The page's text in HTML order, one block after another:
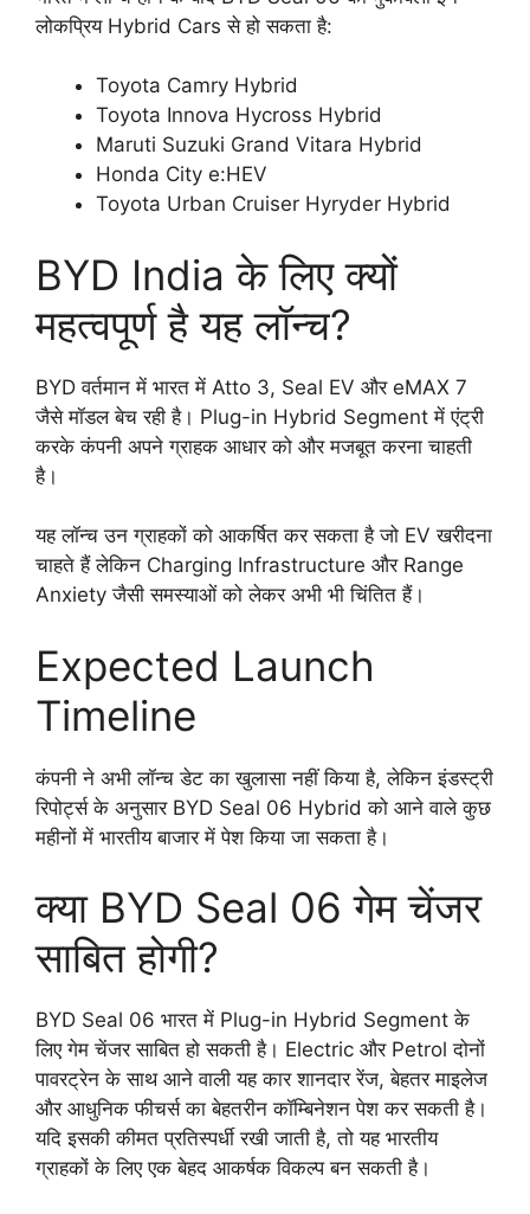
लोकप्रिय Hybrid Cars से हो सकता है:
Toyota Camry Hybrid
Toyota Innova Hycross Hybrid
Maruti Suzuki Grand Vitara Hybrid
Honda City e:HEV
Toyota Urban Cruiser Hyryder Hybrid
BYD India के लिए क्यों
महत्वपूर्ण है यह लॉन्च?
BYD वर्तमान में भारत में Atto 3, Seal EV और eMAX 7
जैसे मॉडल बेच रही है। Plug-in Hybrid Segment में एंट्री
करके कंपनी अपने ग्राहक आधार को और मजबूत करना चाहती
है।
यह लॉन्च उन ग्राहकों को आकर्षित कर सकता है जो EV खरीदना
चाहते हैं लेकिन Charging Infrastructure और Range
Anxiety जैसी समस्याओं को लेकर अभी भी चिंतित हैं।
Expected Launch
Timeline
कंपनी ने अभी लॉन्च डेट का खुलासा नहीं किया है, लेकिन इंडस्ट्री
रिपोर्ट्स के अनुसार BYD Seal 06 Hybrid को आने वाले कुछ
महीनों में भारतीय बाजार में पेश किया जा सकता है।
क्या BYD Seal 06 गेम चेंजर
साबित होगी?
BYD Seal 06 भारत में Plug-in Hybrid Segment के
लिए गेम चेंजर साबित हो सकती है। Electric और Petrol दोनों
पावरट्रेन के साथ आने वाली यह कार शानदार रेंज, बेहतर माइलेज
और आधुनिक फीचर्स का बेहतरीन कॉम्बिनेशन पेश कर सकती है।
यदि इसकी कीमत प्रतिस्पर्धी रखी जाती है, तो यह भारतीय
ग्राहकों के लिए एक बेहद आकर्षक विकल्प बन सकती है।